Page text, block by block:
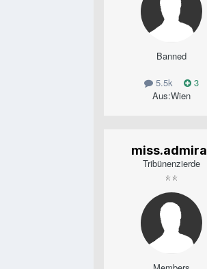
Banned
5.5k
3
Aus:Wien
miss.admira
Tribünenzierde